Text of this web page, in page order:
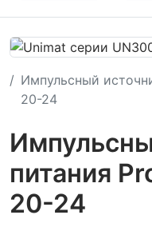
Импульсный
20-24
питания
20-24